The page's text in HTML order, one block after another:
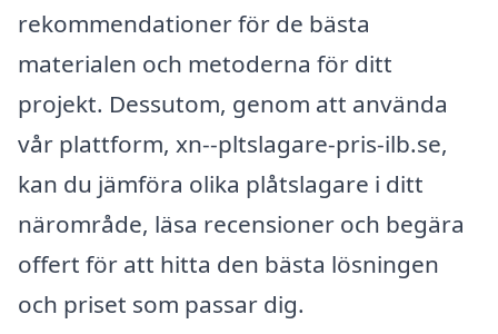
rekommendationer för de bästa
materialen och metoderna för ditt
projekt. Dessutom, genom att använda
vår plattform, xn--pltslagare-pris-ilb.se,
kan du jämföra olika plåtslagare i ditt
närområde, läsa recensioner och begära
offert för att hitta den bästa lösningen
och priset som passar dig.